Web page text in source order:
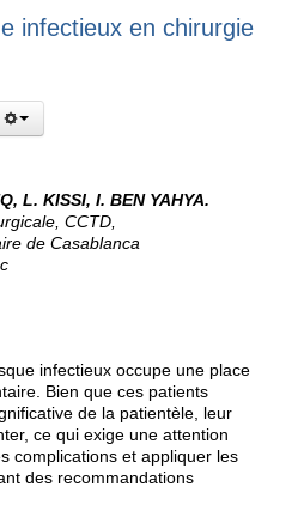
infectieux en chirurgie
L. KISSI, I. BEN YAHYA.
CCTD,
de Casablanca
infectieux occupe une place
Bien que ces patients
de la patientèle, leur
ce qui exige une attention
complications et appliquer les
des recommandations